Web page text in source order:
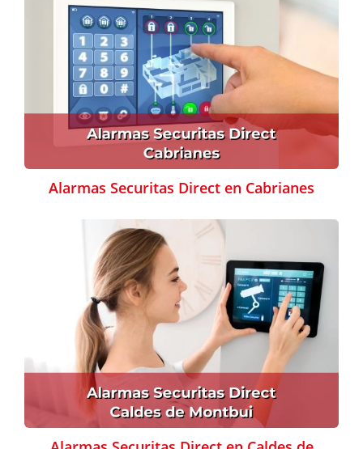
Alarmas Securitas Direct en Cabrianes